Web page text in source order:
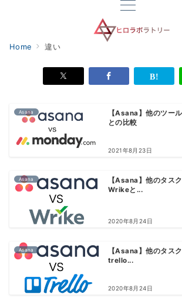
Home 違い
Asana
【Asana】他のツー
との比較
2021年8月23日
Asana
【Asana】他のタス
Wrikeと...
2020年8月24日
Asana
【Asana】他のタス
trello...
2020年8月24日